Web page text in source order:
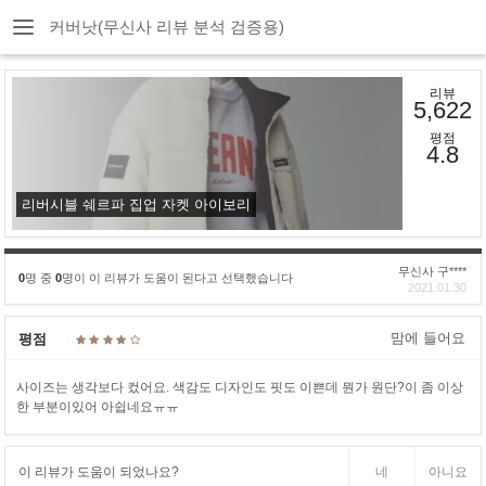
커버낫(무신사 리뷰 분석 검증용)
리버시블 쉐르파 집업 자켓 아이보리
리뷰
5,622
평점
4.8
0명 중 0명이 이 리뷰가 도움이 된다고 선택했습니다
무신사 구****
2021.01.30
평점 맘에 들어요
사이즈는 생각보다 컸어요. 색감도 디자인도 핏도 이쁜데 뭔가 원단?이 좀 이상
한 부분이있어 아쉽네요ㅠㅠ
이 리뷰가 도움이 되었나요? 네 아니요